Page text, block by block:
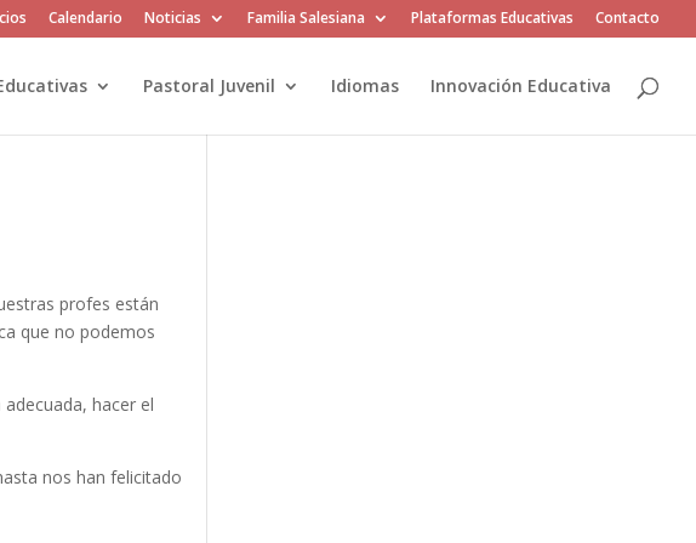
Calendario Noticias Familia Salesiana Plataformas Educativas Contacto
Pastoral Juvenil Idiomas Innovación Educativa
profes están
que no podemos
hacer el
nos han felicitado